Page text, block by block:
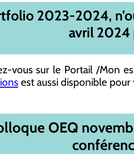
2023-2024,
avril 2024
vous sur le Portail /Mon
est aussi disponible pour
OEQ